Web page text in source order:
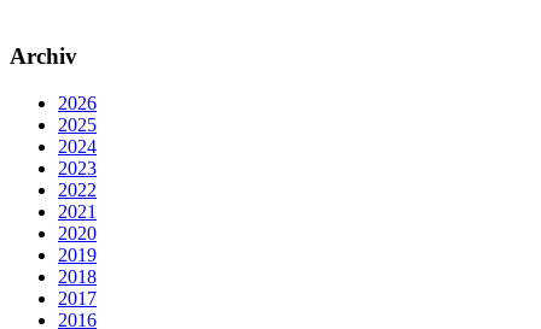
Archiv
2026
2025
2024
2023
2022
2021
2020
2019
2018
2017
2016